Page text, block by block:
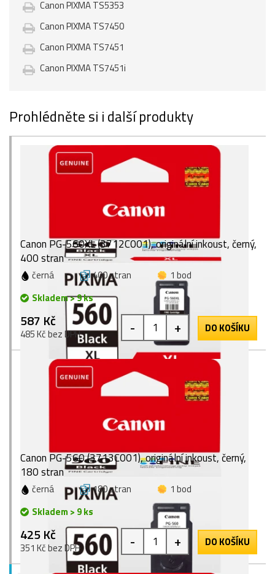
Canon PIXMA TS5353
Canon PIXMA TS7450
Canon PIXMA TS7451
Canon PIXMA TS7451i
Prohlédněte si i další produkty
Canon PG-560XL (3712C001), originální inkoust, černý,
400 stran
černá 400 stran
1 bod
Skladem > 9 ks
587 Kč
485 Kč bez DPH - + DO KOŠÍKU
Canon PG-560 (3713C001), originální inkoust, černý,
180 stran
černá 180 stran
1 bod
Skladem > 9 ks
425 Kč
351 Kč bez DPH - + DO KOŠÍKU